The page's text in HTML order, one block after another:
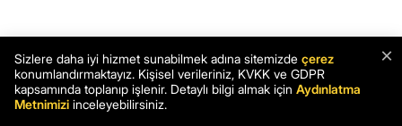
×
Sizlere daha iyi hizmet sunabilmek adına sitemizde çerez
konumlandırmaktayız. Kişisel verileriniz, KVKK ve GDPR
kapsamında toplanıp işlenir. Detaylı bilgi almak için Aydınlatma
Metnimizi inceleyebilirsiniz.